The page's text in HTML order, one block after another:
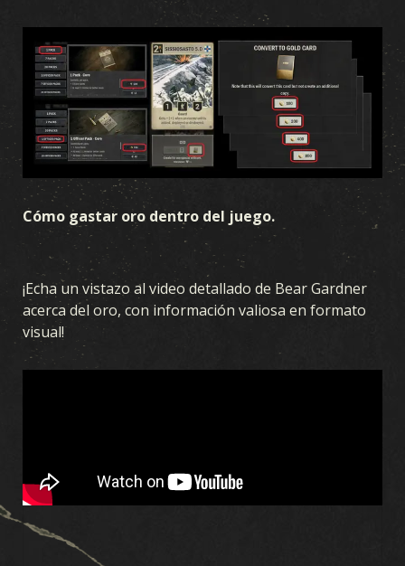
Cómo gastar oro dentro del juego.
¡Echa un vistazo al video detallado de Bear Gardner
acerca del oro, con información valiosa en formato
visual!